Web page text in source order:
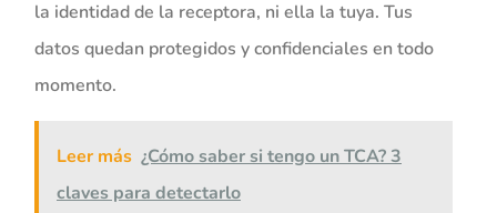
la identidad de la receptora, ni ella la tuya. Tus
datos quedan protegidos y confidenciales en todo
momento.
Leer más ¿Cómo saber si tengo un TCA? 3
claves para detectarlo